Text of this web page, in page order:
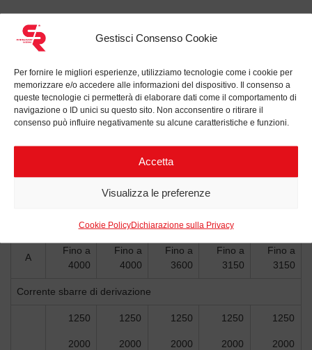
Gestisci Consenso Cookie
Per fornire le migliori esperienze, utilizziamo tecnologie come i cookie per
memorizzare e/o accedere alle informazioni del dispositivo. Il consenso a
queste tecnologie ci permetterà di elaborare dati come il comportamento di
navigazione o ID unici su questo sito. Non acconsentire o ritirare il
consenso può influire negativamente su alcune caratteristiche e funzioni.
Accetta
Visualizza le preferenze
Cookie PolicyDichiarazione sulla Privacy
Data Sheet
kV 12 17,5 24 36 40,5
Tensione nominale di isolamento
kV (1min) 28 38 50 70 85
95 125
Corrente nominale sbarre omnibus
A
Fino a
4000
Fino a
4000
Fino a
3600
Fino a
3150
Fino a
3150
Corrente sbarre di derivazione
1250
2000
1250
2000
1250
2000
1250
2000
1250
2000